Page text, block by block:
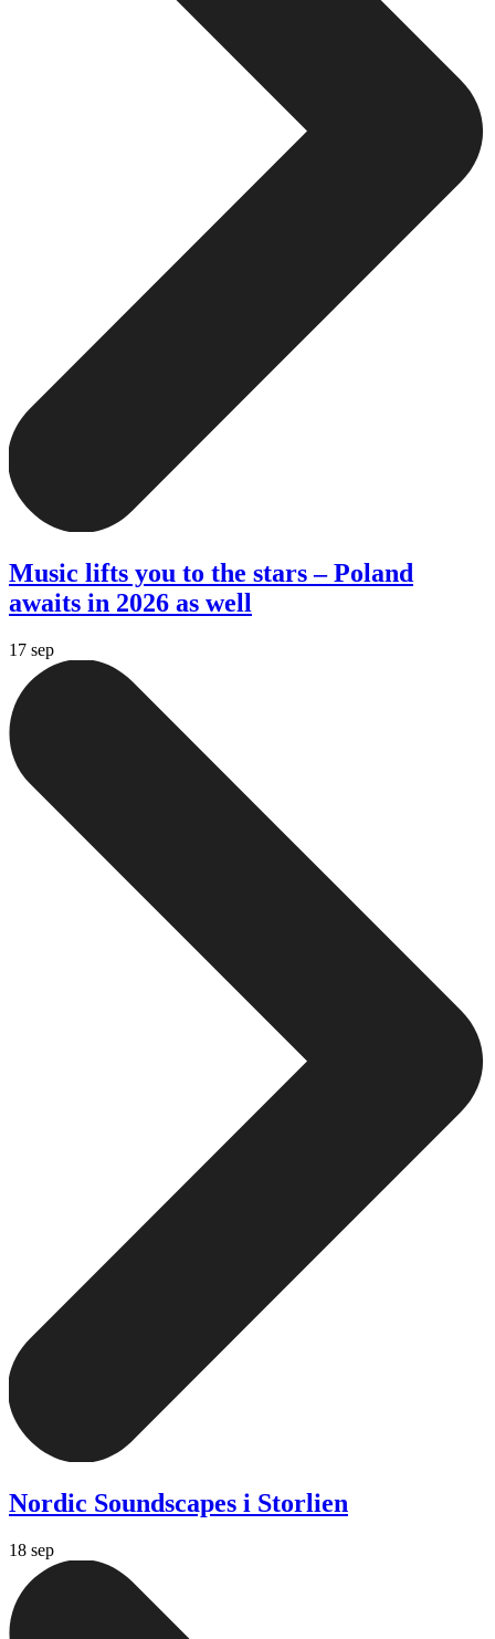
Music lifts you to the stars – Poland
awaits in 2026 as well
17 sep
Nordic Soundscapes i Storlien
18 sep